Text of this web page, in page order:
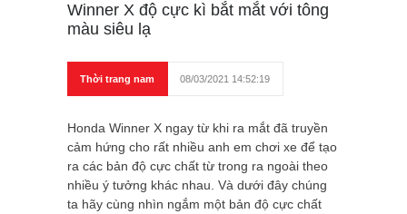
Winner X độ cực kì bắt mắt với tông
màu siêu lạ
Thời trang nam 08/03/2021 14:52:19
Honda Winner X ngay từ khi ra mắt đã truyền
cảm hứng cho rất nhiều anh em chơi xe để tạo
ra các bản độ cực chất từ trong ra ngoài theo
nhiều ý tưởng khác nhau. Và dưới đây chúng
ta hãy cùng nhìn ngắm một bản độ cực chất